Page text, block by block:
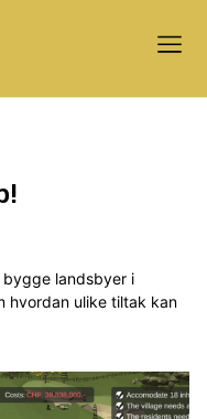
bygge landsbyer i
hvordan ulike tiltak kan